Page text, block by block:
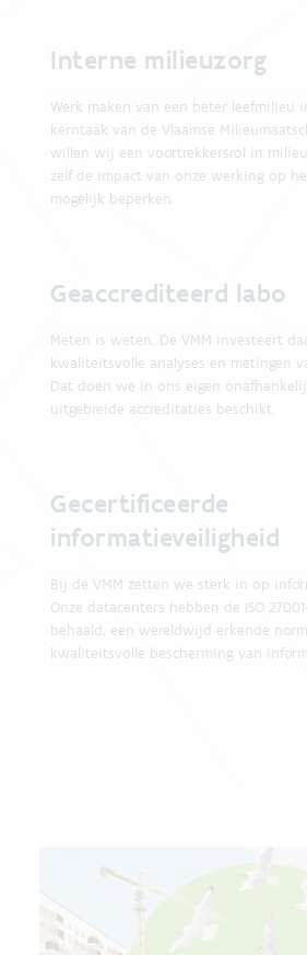
Interne milieuzorg
Werk maken van een beter leefmilieu
kerntaak van de Vlaamse
willen wij een voortrekkersrol in
zelf de impact van onze werking op
mogelijk beperken.
Geaccrediteerd labo
Meten is weten. De VMM investeert
kwaliteitsvolle analyses en metingen
Dat doen we in ons eigen
uitgebreide accreditaties beschikt.
Gecertificeerde
informatieveiligheid
Bij de VMM zetten we sterk in op
Onze datacenters hebben de ISO
behaald, een wereldwijd erkende
kwaliteitsvolle bescherming van